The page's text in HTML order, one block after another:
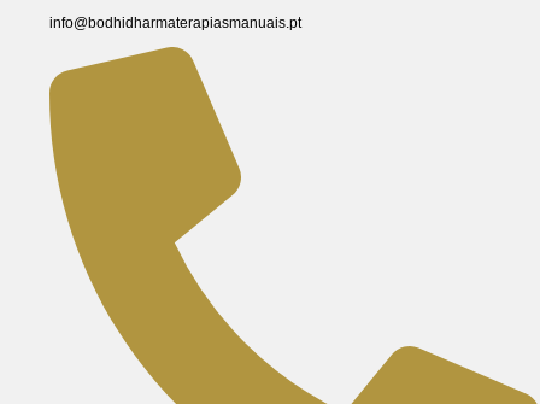
info@bodhidharmaterapiasmanuais.pt